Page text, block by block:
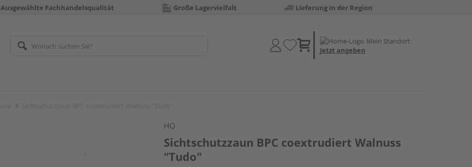
Ausgewählte Fachhandelsqualität Große Lagervielfalt Lieferung in der Region
Mein Standort:
Jetzt angeben
HQ
Sichtschutzzaun BPC coextrudiert Walnuss
"Tudo"